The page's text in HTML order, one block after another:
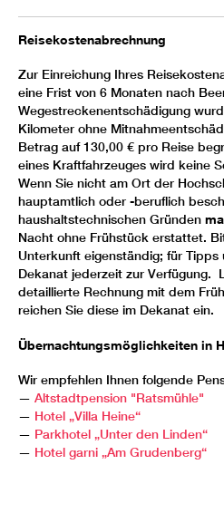
Reisekostenabrechnung
Zur Einreichung Ihres
eine Frist von 6 Monaten nach
Wegestreckenentschädigung
Kilometer ohne
Betrag auf 130,00 € pro Reise
eines Kraftfahrzeuges wird keine
Wenn Sie nicht am Ort der
hauptamtlich oder -beruflich
haushaltstechnischen Gründen
Nacht ohne Frühstück erstattet.
Unterkunft eigenständig; für
Dekanat jederzeit zur Verfügung.
detaillierte Rechnung mit dem
reichen Sie diese im Dekanat ein.
Übernachtungsmöglichkeiten in
Wir empfehlen Ihnen folgende
— Altstadtpension "Ratsmühle"
— Hotel „Villa Heine“
— Parkhotel „Unter den Linden“
— Hotel garni „Am Grudenberg“